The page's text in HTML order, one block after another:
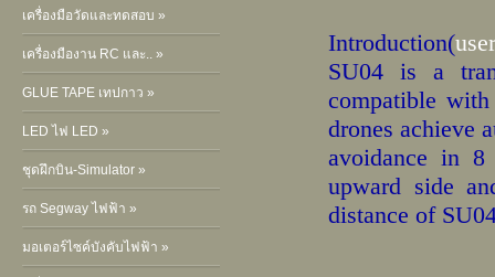
เครื่องมือวัดและทดสอบ »
เครื่องมืองาน RC และ.. »
GLUE TAPE เทปกาว »
LED ไฟ LED »
ชุดฝึกบิน-Simulator »
รถ Segway ไฟฟ้า »
มอเตอร์ไซค์บังคับไฟฟ้า »
Introduction(
SU04 is a
compatible
drones achieve
avoidance in 8
upward side
distance of